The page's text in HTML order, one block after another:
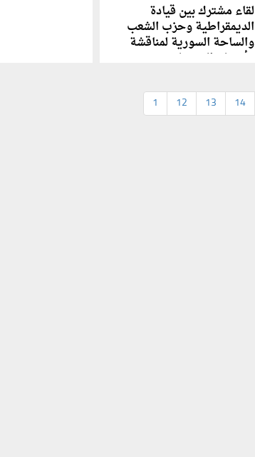
لقاء مشترك بين قيادة
الديمقراطية وحزب الشعب
والساحة السورية لمناقشة
"أوضاع المخيمات"
1 12 13 14